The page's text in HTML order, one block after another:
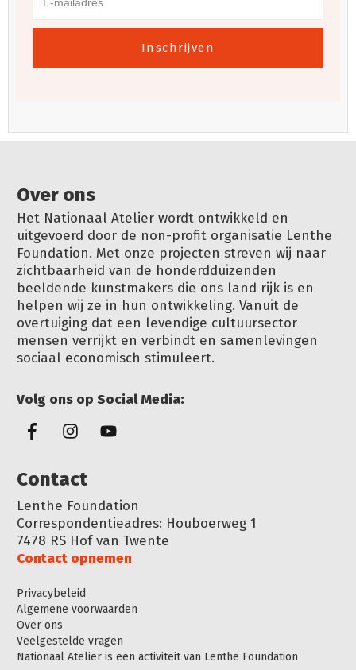
Inschrijven
Over ons
Het Nationaal Atelier wordt ontwikkeld en
uitgevoerd door de non-profit organisatie Lenthe
Foundation. Met onze projecten streven wij naar
zichtbaarheid van de honderdduizenden
beeldende kunstmakers die ons land rijk is en
helpen wij ze in hun ontwikkeling. Vanuit de
overtuiging dat een levendige cultuursector
mensen verrijkt en verbindt en samenlevingen
sociaal economisch stimuleert.
Volg ons op Social Media:
Contact
Lenthe Foundation
Correspondentieadres: Houboerweg 1
7478 RS Hof van Twente
Contact opnemen
Privacybeleid
Algemene voorwaarden
Over ons
Veelgestelde vragen
Nationaal Atelier is een activiteit van Lenthe Foundation